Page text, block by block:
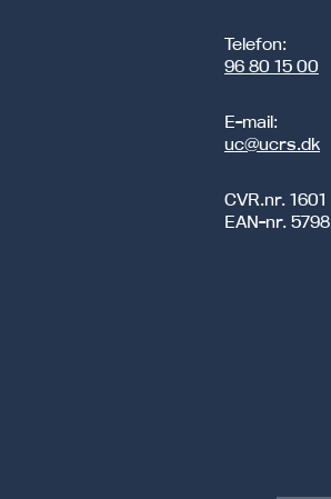
Telefon:
96 80 15 00
E-mail:
uc@ucrs.dk
CVR.nr.
EAN-nr.